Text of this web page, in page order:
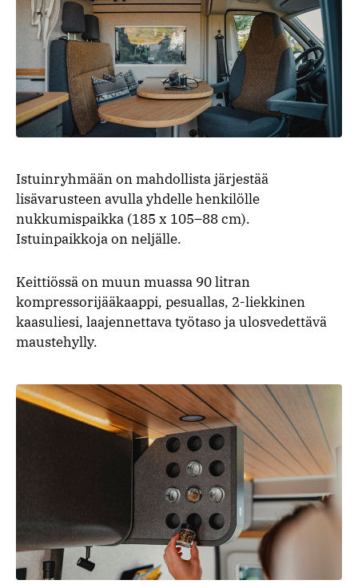
Istuinryhmään on mahdollista järjestää
lisävarusteen avulla yhdelle henkilölle
nukkumispaikka (185 x 105–88 cm).
Istuinpaikkoja on neljälle.
Keittiössä on muun muassa 90 litran
kompressorijääkaappi, pesuallas, 2-liekkinen
kaasuliesi, laajennettava työtaso ja ulosvedettävä
maustehylly.